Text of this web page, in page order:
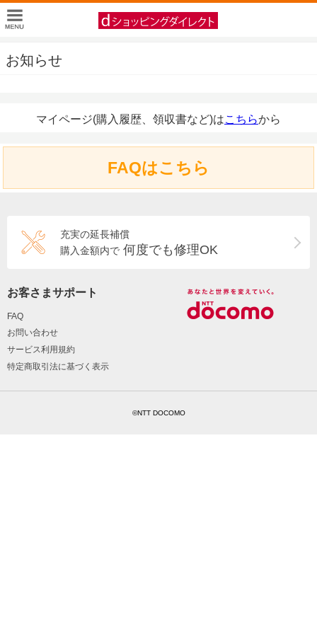
お知らせ
マイページ(購入履歴、領収書など)はこちらから
FAQはこちら
充実の延長補償
購入金額内で 何度でも修理OK
お客さまサポート
FAQ
お問い合わせ
サービス利用規約
特定商取引法に基づく表示
©NTT DOCOMO